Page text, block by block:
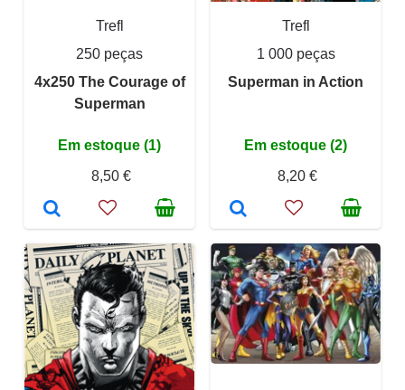
Trefl
250 peças
4x250 The Courage of
Superman
Em estoque (1)
8,50 €
Trefl
1 000 peças
Superman in Action
Em estoque (2)
8,20 €